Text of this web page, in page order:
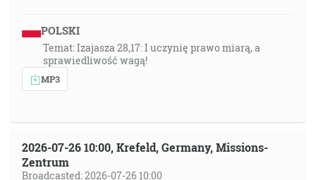
POLSKI
Temat: Izajasza 28,17: I uczynię prawo miarą, a
sprawiedliwość wagą!
MP3
2026-07-26 10:00, Krefeld, Germany, Missions-
Zentrum
Broadcasted: 2026-07-26 10:00